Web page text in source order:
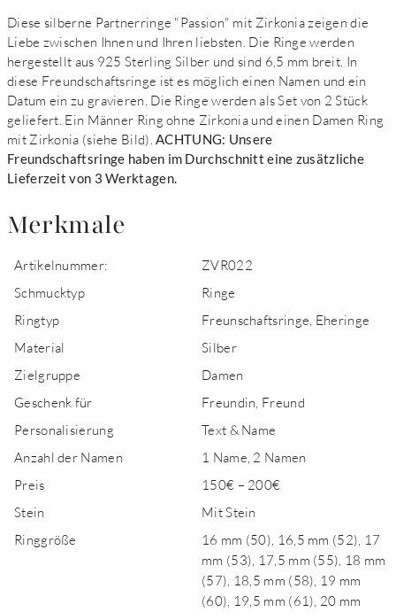
Diese silberne Partnerringe "Passion" mit Zirkonia zeigen die
Liebe zwischen Ihnen und Ihren liebsten. Die Ringe werden
hergestellt aus 925 Sterling Silber und sind 6,5 mm breit. In
diese Freundschaftsringe ist es möglich einen Namen und ein
Datum ein zu gravieren. Die Ringe werden als Set von 2 Stück
geliefert. Ein Männer Ring ohne Zirkonia und einen Damen Ring
mit Zirkonia (siehe Bild).ACHTUNG: Unsere
Freundschaftsringe haben im Durchschnitt eine zusätzliche
Lieferzeit von 3 Werktagen.
Merkmale
Artikelnummer:
ZVR022
Schmucktyp
Ringe
Ringtyp
Freunschaftsringe, Eheringe
Material
Silber
Zielgruppe
Damen
Geschenk für
Freundin, Freund
Personalisierung
Text & Name
Anzahl der Namen
1 Name, 2 Namen
Preis
150€ – 200€
Stein
Mit Stein
Ringgröße
16 mm (50), 16,5 mm (52), 17
mm (53), 17,5 mm (55), 18 mm
(57), 18,5 mm (58), 19 mm
(60), 19,5 mm (61), 20 mm